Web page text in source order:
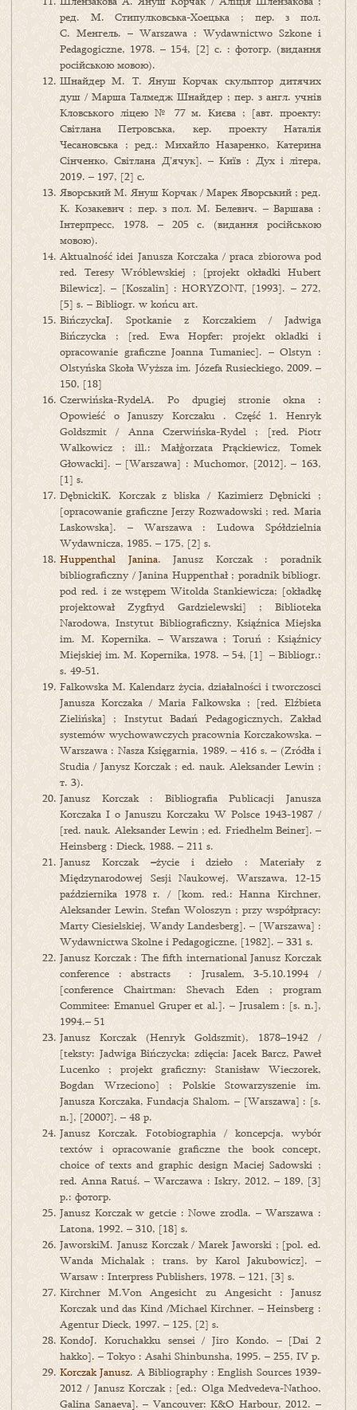
ред. М. Стипулковська-Хоецька ; пер. з пол.
С. Менгель. – Warszawa : Wydawnictwo Szkone i
Pedagogiczne, 1978. – 154, [2] c. : фотогр. (видання
російською мовою).
Шнайдер М. Т. Януш Корчак скульптор дитячих
душ / Марша Талмедж Шнайдер ; пер. з англ. учнів
Кловського ліцею № 77 м. Києва ; [авт. проекту:
Світлана Петровська, кер. проекту Наталія
Чесановська ; ред.: Михайло Назаренко, Катерина
Сінченко, Світлана Д’ячук]. – Київ : Дух і літера,
2019. – 197, [2] с.
Яворський М. Януш Корчак / Марек Яворський ; ред.
К. Козакевич ; пер. з пол. М. Белевич. – Варшава :
Інтерпресс, 1978. – 205 с. (видання російською
мовою).
Aktualność idei Janusza Korczaka / praca zbiorowa pod
red. Teresy Wróblewskiej ; [projekt okładki Hubert
Bilewicz]. – [Koszalin] : HORYZONT, [1993]. – 272,
[5] s. – Bibliogr. w końcu art.
BińczyckaJ. Spotkanie z Korczakiem / Jadwiga
Bińczycka ; [red. Ewa Hopfer; projekt okladki i
opracowanie graficzne Joanna Tumaniec]. – Olstyn :
Olstyńska Skoła Wyższa im. Józefa Rusieckiego, 2009. –
150, [18]
Czerwińska-RydelА. Po dpugiej stronie okna :
Opowieść o Januszy Korczaku . Część 1. Henryk
Goldszmit / Anna Czerwińska-Rydel ; [red. Piotr
Walkowicz ; ill.: Małģorzata Prąckiewicz, Tomek
Głowacki]. – [Warszawa] : Muchomor, [2012]. – 163,
[1] s.
DębnickiK. Korczak z bliska / Kazimierz Dębnicki ;
[opracowanie graficzne Jerzy Rozwadowski ; red. Maria
Laskowska]. – Warszawa : Ludowa Spółdzielnia
Wydawnicza, 1985. – 175, [2] s.
Huppenthal Janina. Janusz Korczak : poradnik
bibliograficzny / Janina Huppenthał ; poradnik bibliogr.
pod red. i ze wstępem Witolda Stankiewicza; [okładkę
projektował Zygfryd Gardzielewski] ; Biblioteka
Narodowa, Instytut Bibliograficzny, Ksiąźnica Miejska
im. M. Kopernika. – Warszawa ; Toruń : Ksiąźnicy
Miejskiej im. M. Kopernika, 1978. – 54, [1] – Bibliogr.:
s. 49-51.
Falkowska M. Kalendarz życia, działalności i tworczosci
Janusza Korczaka / Maria Falkowska ; [red. Elźbieta
Zielińska] ; Instytut Badań Pedagogicznych, Zakład
systemów wychowawczych pracownia Korczakowska. –
Warszawa : Nasza Księgarnia, 1989. – 416 s. – (Zródła i
Studia / Janysz Korczak ; ed. nauk. Aleksander Lewin ;
т. 3).
Janusz Korczak : Bibliografia Publicacji Janusza
Korczaka I o Januszu Korczaku W Polsce 1943-1987 /
[red. nauk. Aleksander Lewin ; ed. Friedhelm Beiner]. –
Heinsberg : Dieck, 1988. – 211 s.
Janusz Korczak–życie i dzieło : Materiały z
Międzynarodowej Sesji Naukowej, Warszawa, 12-15
października 1978 r. / [kom. red.: Hanna Kirchner,
Aleksander Lewin, Stefan Woloszyn ; przy współpracy:
Marty Ciesielskiej, Wandy Landesberg]. – [Warszawa] :
Wydawnictwa Skolne i Pedagogiczne, [1982]. – 331 s.
Janusz Korczak : The fifth international Janusz Korczak
conference : abstracts : Jrusalem, 3-5.10.1994 /
[conference Chairtman: Shevach Eden ; program
Commitee: Emanuel Gruper et al.]. – Jrusalem : [s. n.],
1994.– 51
Janusz Korczak (Henryk Goldszmit), 1878–1942 /
[teksty: Jadwiga Bińczycka; zdięcia: Jacek Barcz, Paweł
Lucenko ; projekt graficzny: Stanisław Wieczorek,
Bogdan Wrzeciono] ; Polskie Stowarzyszenie im.
Janusza Korczaka, Fundacja Shalom. – [Warszawa] : [s.
n.], [2000?]. – 48 p.
Janusz Korczak. Fotobiographia / koncepcja, wybór
textów i opracowanie graficzne the book concept,
choice of texts and graphic design Maciej Sadowski ;
red. Anna Ratuś. – Warczawa : Iskry, 2012. – 189, [3]
p.: фотогр.
Janusz Korczak w getcie : Nowe zrodla. – Warszawa :
Latona, 1992. – 310, [18] s.
JaworskiM. Janusz Korczak / Marek Jaworski ; [pol. ed.
Wanda Michalak ; trans. by Karol Jakubowicz]. –
Warsaw : Interpress Publishers, 1978. – 121, [3] s.
Kirchner M.Von Angesicht zu Angesicht : Janusz
Korczak und das Kind /Michael Kirchner. – Heinsberg :
Agentur Dieck, 1997. – 125, [2] s.
KondoJ. Koruchakku sensei / Jiro Kondo. – [Dai 2
hakko]. – Tokyo : Asahi Shinbunsha, 1995. – 255, IV p.
Korczak Janusz. A Bibliography : English Sources 1939-
2012 / Janusz Korczak ; [ed.: Olga Medvedeva-Nathoo,
Galina Sanaeva]. – Vancouver: K&O Harbour, 2012. –